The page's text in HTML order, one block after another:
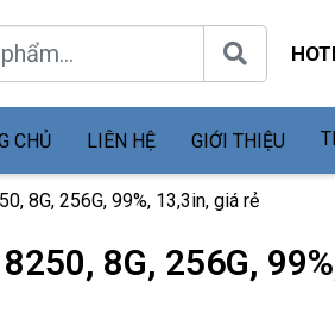
CHỦ LIÊN HỆ GIỚI THIỆU
8G, 256G, 99%, 13,3in, giá rẻ
8G, 256G,